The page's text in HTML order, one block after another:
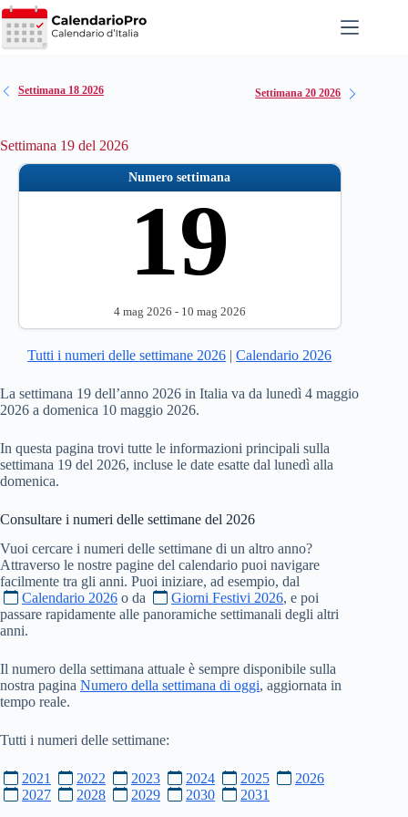
Salta
al
contenuto
Settimana 18 2026 Settimana 20 2026
Settimana 19 del 2026
Numero settimana
19
4 mag 2026 - 10 mag 2026
Tutti i numeri delle settimane 2026 |Calendario 2026
La settimana 19 dell’anno 2026 in Italia va da lunedì 4 maggio
2026 a domenica 10 maggio 2026.
In questa pagina trovi tutte le informazioni principali sulla
settimana 19 del 2026, incluse le date esatte dal lunedì alla
domenica.
Consultare i numeri delle settimane del 2026
Vuoi cercare i numeri delle settimane di un altro anno?
Attraverso le nostre pagine del calendario puoi navigare
facilmente tra gli anni. Puoi iniziare, ad esempio, dal
Calendario 2026 o da Giorni Festivi 2026, e poi
passare rapidamente alle panoramiche settimanali degli altri
anni.
Il numero della settimana attuale è sempre disponibile sulla
nostra pagina Numero della settimana di oggi, aggiornata in
tempo reale.
Tutti i numeri delle settimane:
2021 2022 2023 2024 2025
2026
2027
2028 2029 2030 2031